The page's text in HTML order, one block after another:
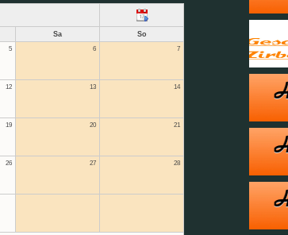
Sa So
5 6 7
12 13 14
19 20 21
26 27 28